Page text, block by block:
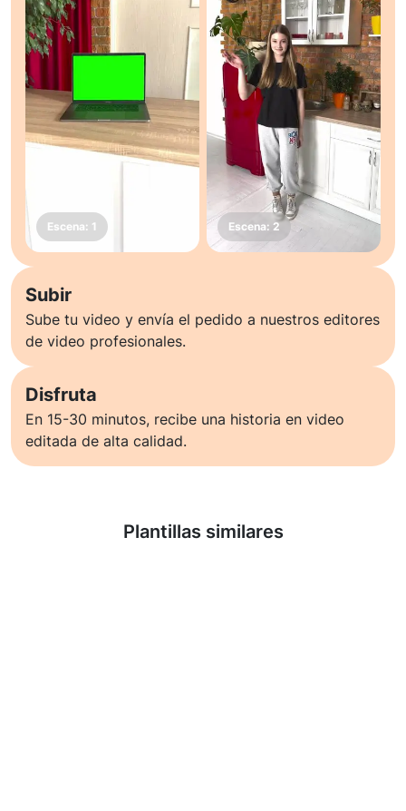
Subir
Sube tu video y envía el pedido a nuestros editores
de video profesionales.
Disfruta
En 15-30 minutos, recibe una historia en video
editada de alta calidad.
Plantillas similares
Saber más